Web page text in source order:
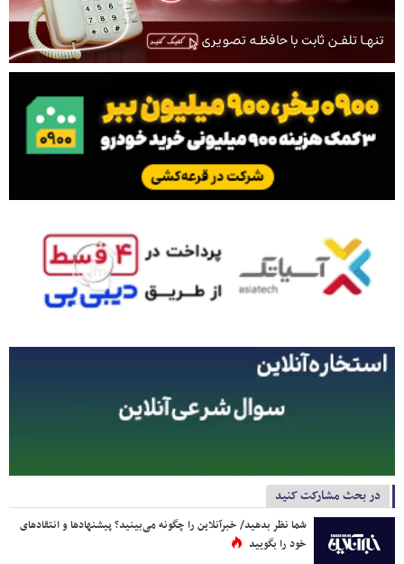
در بحث مشارکت کنید
شما نظر بدهید/ خبرآنلاین را چگونه می‌بینید؟ پیشنهادها و انتقادهای
خود را بگویید